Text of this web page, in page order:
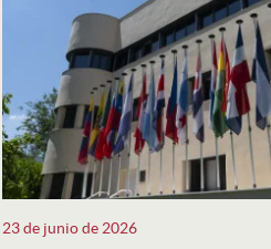
23 de junio de 2026